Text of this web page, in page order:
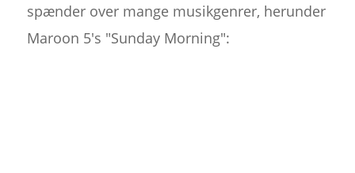
spænder over mange musikgenrer, herunder
Maroon 5's "Sunday Morning":